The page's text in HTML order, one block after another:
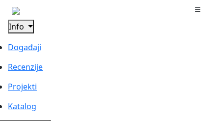
Info
Događaji
Recenzije
Projekti
Katalog